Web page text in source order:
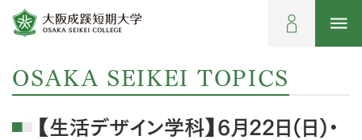
OSAKA SEIKEI TOPICS
【生活デザイン学科】6月22日(日)・